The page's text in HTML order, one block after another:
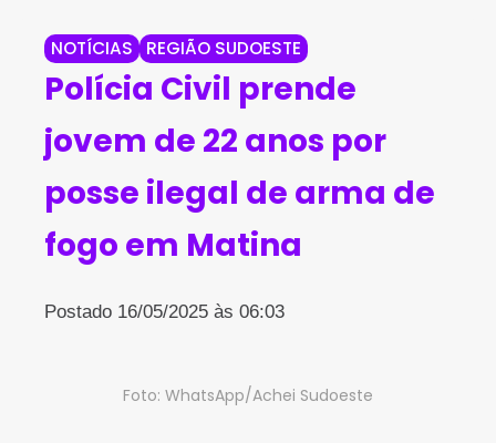
NOTÍCIAS REGIÃO SUDOESTE
Polícia Civil prende
jovem de 22 anos por
posse ilegal de arma de
fogo em Matina
Postado 16/05/2025 às 06:03
Foto: WhatsApp/Achei Sudoeste